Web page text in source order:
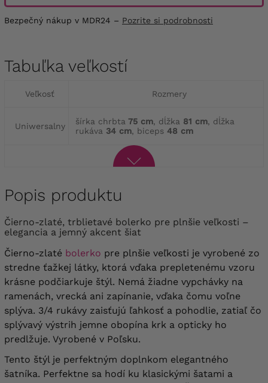
Bezpečný nákup v MDR24 – Pozrite si podrobnosti
Tabuľka veľkostí
Veľkosť Rozmery
Uniwersalny šírka chrbta 75 cm, dĺžka 81 cm, dĺžka
rukáva 34 cm, biceps 48 cm
Popis produktu
Čierno-zlaté, trblietavé bolerko pre plnšie veľkosti –
elegancia a jemný akcent šiat
Čierno-zlaté bolerko pre plnšie veľkosti je vyrobené zo
stredne ťažkej látky, ktorá vďaka prepletenému vzoru
krásne podčiarkuje štýl. Nemá žiadne vypchávky na
ramenách, vrecká ani zapínanie, vďaka čomu voľne
splýva. 3/4 rukávy zaisťujú ľahkosť a pohodlie, zatiaľ čo
splývavý výstrih jemne obopína krk a opticky ho
predlžuje. Vyrobené v Poľsku.
Tento štýl je perfektným doplnkom elegantného
šatníka. Perfektne sa hodí ku klasickými šatami a